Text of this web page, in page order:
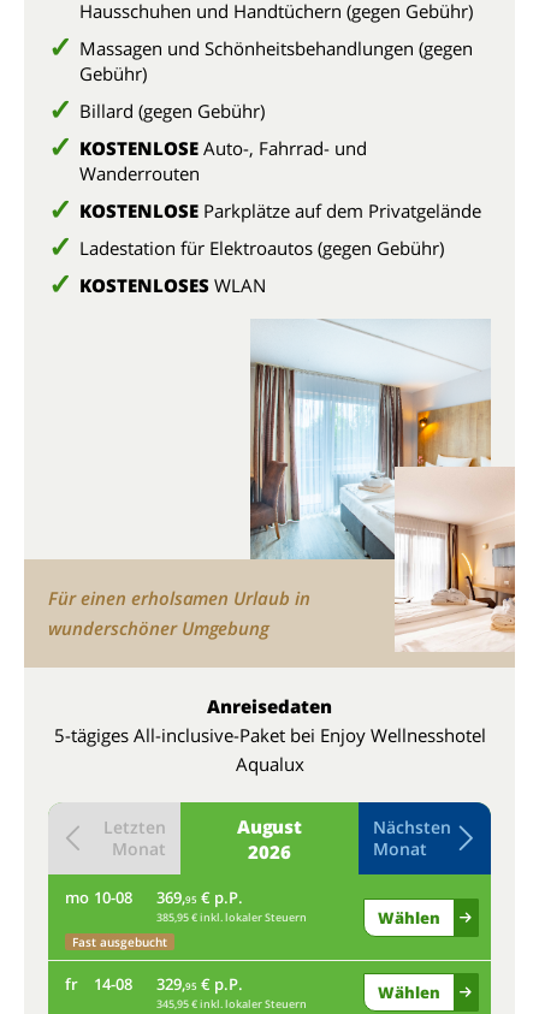
Hausschuhen und Handtüchern (gegen Gebühr)
Massagen und Schönheitsbehandlungen (gegen
Gebühr)
Billard (gegen Gebühr)
KOSTENLOSE Auto-, Fahrrad- und
Wanderrouten
KOSTENLOSE Parkplätze auf dem Privatgelände
Ladestation für Elektroautos (gegen Gebühr)
KOSTENLOSES WLAN
Für einen erholsamen Urlaub in
wunderschöner Umgebung
Anreisedaten
5-tägiges All-inclusive-Paket bei Enjoy Wellnesshotel
Aqualux
August
2026
Letzten
Monat
Nächsten
Monat
mo 10-08 369,95 € p.P.
385,95 € inkl. lokaler Steuern
Fast ausgebucht
Wählen
fr 14-08 329,95 € p.P.
345,95 € inkl. lokaler Steuern
Wählen